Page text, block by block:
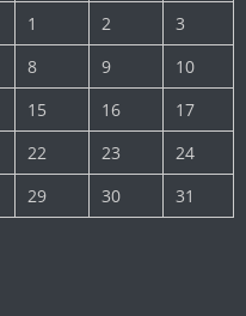
1
2
3
8 9
10
15 16
17
22 23
24
29 30 31